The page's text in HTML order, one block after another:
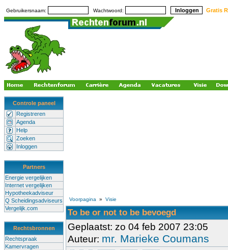
Gebruikersnaam: Wachtwoord: Gratis
Controle paneel
Registreren
Agenda
Help
Zoeken
Inloggen
Partners
Energie vergelijken
Internet vergelijken
Hypotheekadviseur
Q Scheidingsadviseurs
Vergelijk.com
Rechtsbronnen
Rechtspraak
Kamervragen
Voorpagina » Visie
To be or not to be bevoegd
Geplaatst: zo 04 feb 2007 23:05
Auteur: mr. Marieke Coumans